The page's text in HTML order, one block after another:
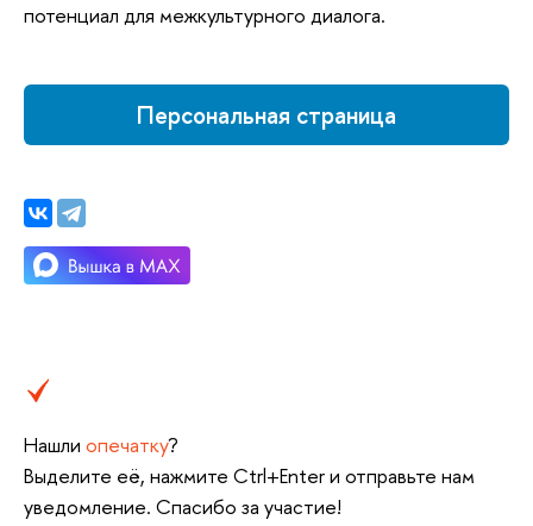
потенциал для межкультурного диалога.
Персональная страница
Нашли опечатку?
Выделите её, нажмите Ctrl+Enter и отправьте нам
уведомление. Спасибо за участие!